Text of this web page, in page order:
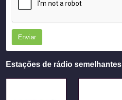
Enviar
Estações de rádio semelhantes